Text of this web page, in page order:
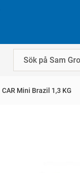
CAR Mini Brazil 1,3 KG